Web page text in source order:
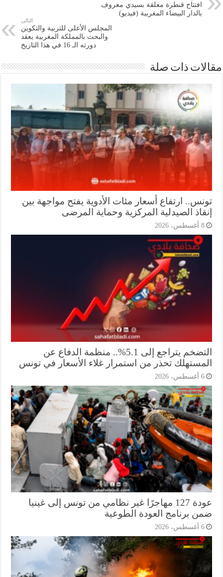
افتتاح قنطرة معلقة بسيدي معروف
بالدار البيضاء المغربية (فيديو)
المجلس الأعلى للتربية والتكوين
والبحث بالمملكة المغربية يعقد
دورته الـ 16 في هذا التاريخ
ذات صلة
ارتفاع أسعار مئات الأدوية يفتح مواجهة بين
الصيدلية المركزية وحماية المرضى
التضخم يتراجع إلى 5.1%.. منظمة الدفاع عن
تحذر من استمرار غلاء الأسعار في تونس
عودة 127 مهاجرًا غير نظامي من تونس إلى غينيا
برنامج العودة الطوعية